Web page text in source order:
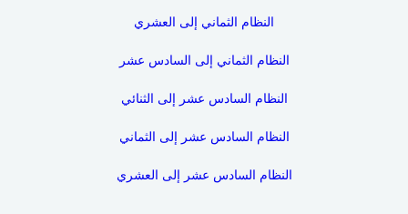
النظام الثماني إلى العشري
النظام الثماني إلى السادس عشر
النظام السادس عشر إلى الثنائي
النظام السادس عشر إلى الثماني
النظام السادس عشر إلى العشري